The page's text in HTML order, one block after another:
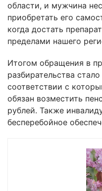
области, и мужчина
приобретать его
когда достать
пределами нашего
Итогом обращения в
разбирательства
соответствии с
обязан возместить
рублей. Также
бесперебойное